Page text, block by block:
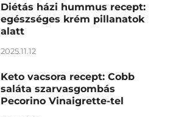
Diétás házi hummus recept:
egészséges krém pillanatok
alatt
2025.11.12
Keto vacsora recept: Cobb
saláta szarvasgombás
Pecorino Vinaigrette-tel